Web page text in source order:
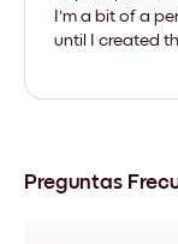
I'm a bit of a
until I created
Preguntas